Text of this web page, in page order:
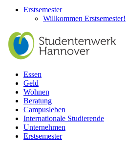
Erstsemester
Willkommen Erstsemester!
Essen
Geld
Wohnen
Beratung
Campusleben
Internationale Studierende
Unternehmen
Erstsemester